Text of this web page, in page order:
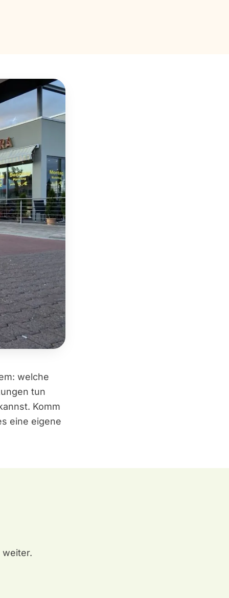
welche
tun
Komm
eine eigene